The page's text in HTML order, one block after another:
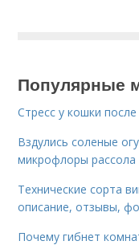
Популярные
Стресс у кошки
Вздулись соленые
микрофлоры рассола
Технические сорта
описание, отзывы,
Почему гибнет